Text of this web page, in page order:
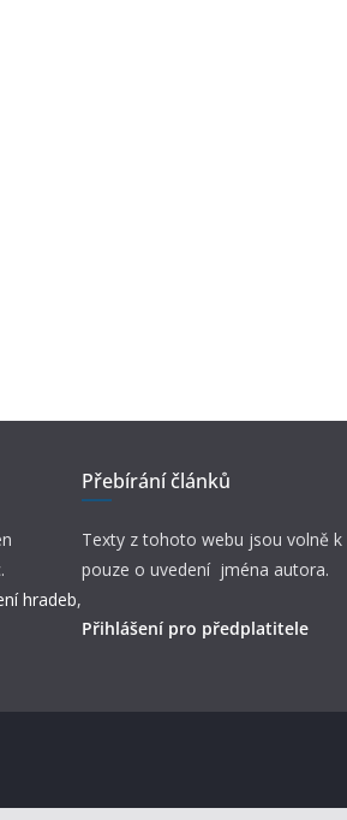
hradeb,
Přebírání článků
Texty z tohoto webu jsou volně
pouze o uvedení jména autora.
Přihlášení pro předplatitele